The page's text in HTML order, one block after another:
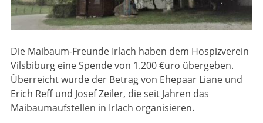
Die Maibaum-Freunde Irlach haben dem Hospizverein
Vilsbiburg eine Spende von 1.200 €uro übergeben.
Überreicht wurde der Betrag von Ehepaar Liane und
Erich Reff und Josef Zeiler, die seit Jahren das
Maibaumaufstellen in Irlach organisieren.